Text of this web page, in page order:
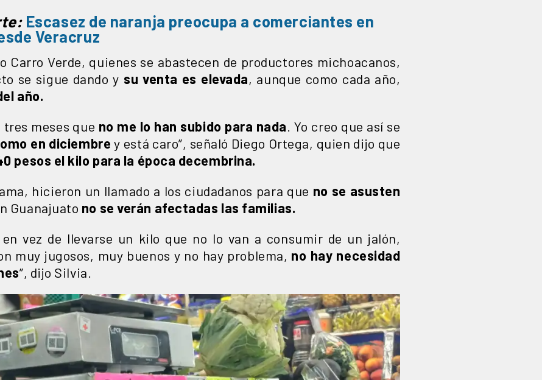
Escasez de naranja preocupa a comerciantes en
Veracruz
Carro Verde, quienes se abastecen de productores michoacanos,
se sigue dando y su venta es elevada, aunque como cada año,
año.
tres meses que no me lo han subido para nada . Yo creo que así se
en diciembre y está caro”, señaló Diego Ortega, quien dijo que
pesos el kilo para la época decembrina.
hicieron un llamado a los ciudadanos para que no se asusten
Guanajuato no se verán afectadas las familias.
vez de llevarse un kilo que no lo van a consumir de un jalón,
muy jugosos, muy buenos y no hay problema, no hay necesidad
”, dijo Silvia.